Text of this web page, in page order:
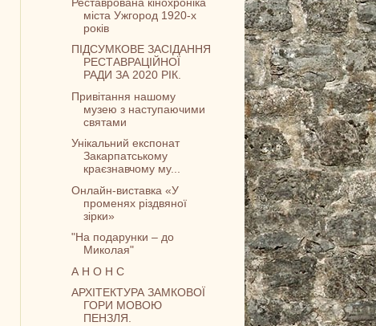
міста Ужгород 1920-х
років
ПІДСУМКОВЕ ЗАСІДАННЯ
РЕСТАВРАЦІЙНОЇ
РАДИ ЗА 2020 РІК.
Привітання нашому
музею з наступаючими
святами
Унікальний експонат
Закарпатському
краєзнавчому му...
Онлайн-виставка «У
променях різдвяної
зірки»
"На подарунки – до
Миколая"
А Н О Н С
АРХІТЕКТУРА ЗАМКОВОЇ
ГОРИ МОВОЮ
ПЕНЗЛЯ.